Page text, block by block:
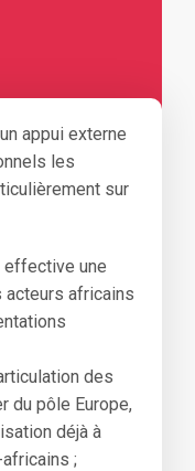
appui externe
les
sur
effective une
acteurs africains
des
du pôle Europe,
déjà à
;